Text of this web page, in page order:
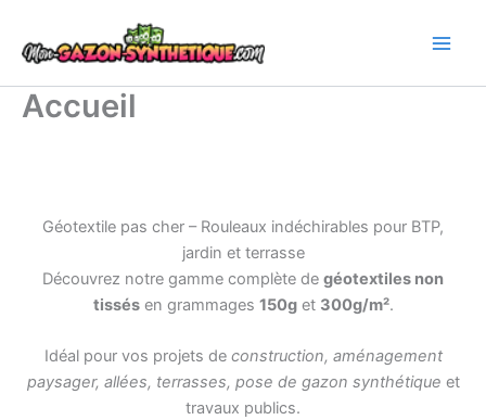
contenu
Accueil
Géotextile pas cher – Rouleaux indéchirables pour BTP,
jardin et terrasse
Découvrez notre gamme complète de géotextiles non
tissésen grammages 150get 300g/m².
Idéal pour vos projets de construction, aménagement
paysager, allées, terrasses, pose de gazon synthétique et
travaux publics.